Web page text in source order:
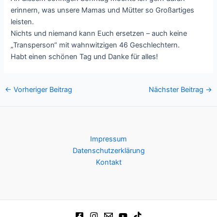
erinnern, was unsere Mamas und Mütter so Großartiges
leisten.
Nichts und niemand kann Euch ersetzen – auch keine
„Transperson“ mit wahnwitzigen 46 Geschlechtern.
Habt einen schönen Tag und Danke für alles!
Post
← Vorheriger Beitrag Nächster Beitrag →
Impressum
Datenschutzerklärung
Kontakt